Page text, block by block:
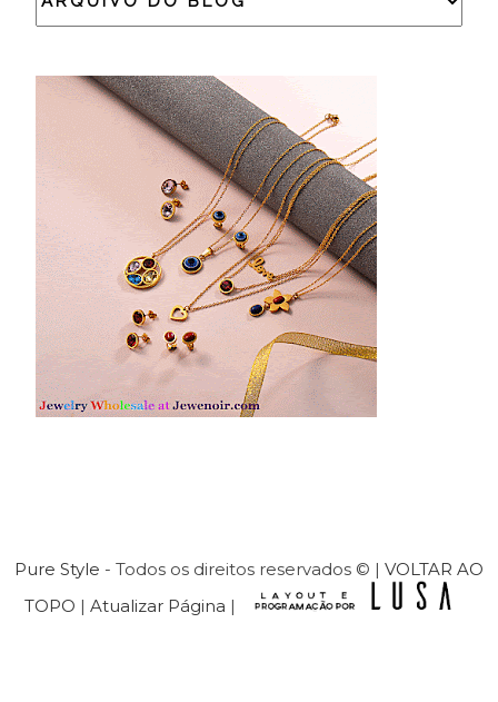
Pure Style - Todos os direitos reservados © | VOLTAR AO
TOPO | Atualizar Página |